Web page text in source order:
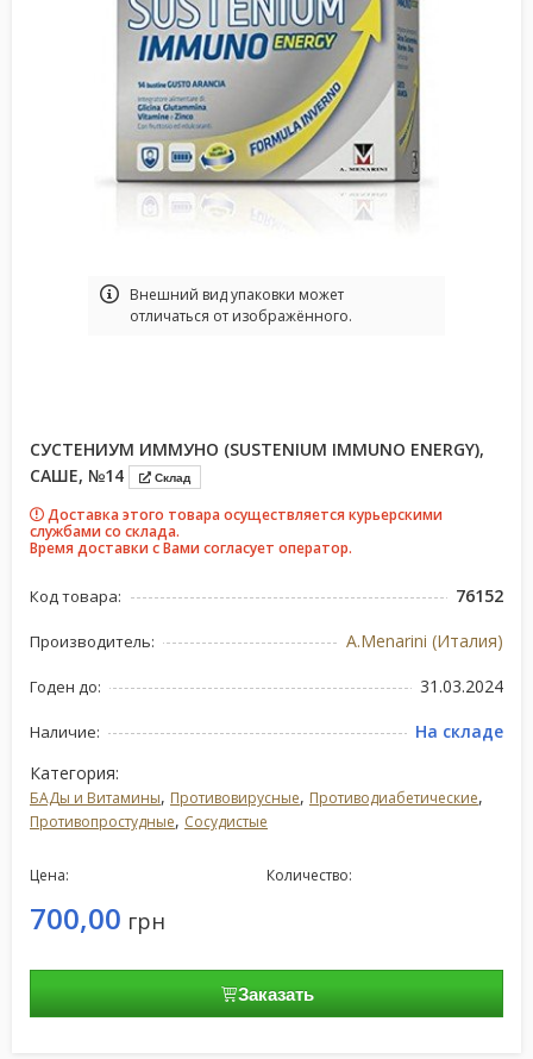
Bнешний вид упаковки может
отличаться от изображённого.
СУСТЕНИУМ ИММУНО (SUSTENIUM IMMUNO ENERGY),
САШЕ, №14
Склад
Доставка этого товара осуществляется курьерскими
службами со склада.
Время доставки с Вами согласует оператор.
Код товара: 76152
Производитель: A.Menarini (Италия)
Годен до: 31.03.2024
Наличие:
На складе
Категория:
БАДы и Витамины, Противовирусные, Противодиабетические,
Противопростудные, Сосудистые
Цена:
700,00 грн
Количество:
Заказать